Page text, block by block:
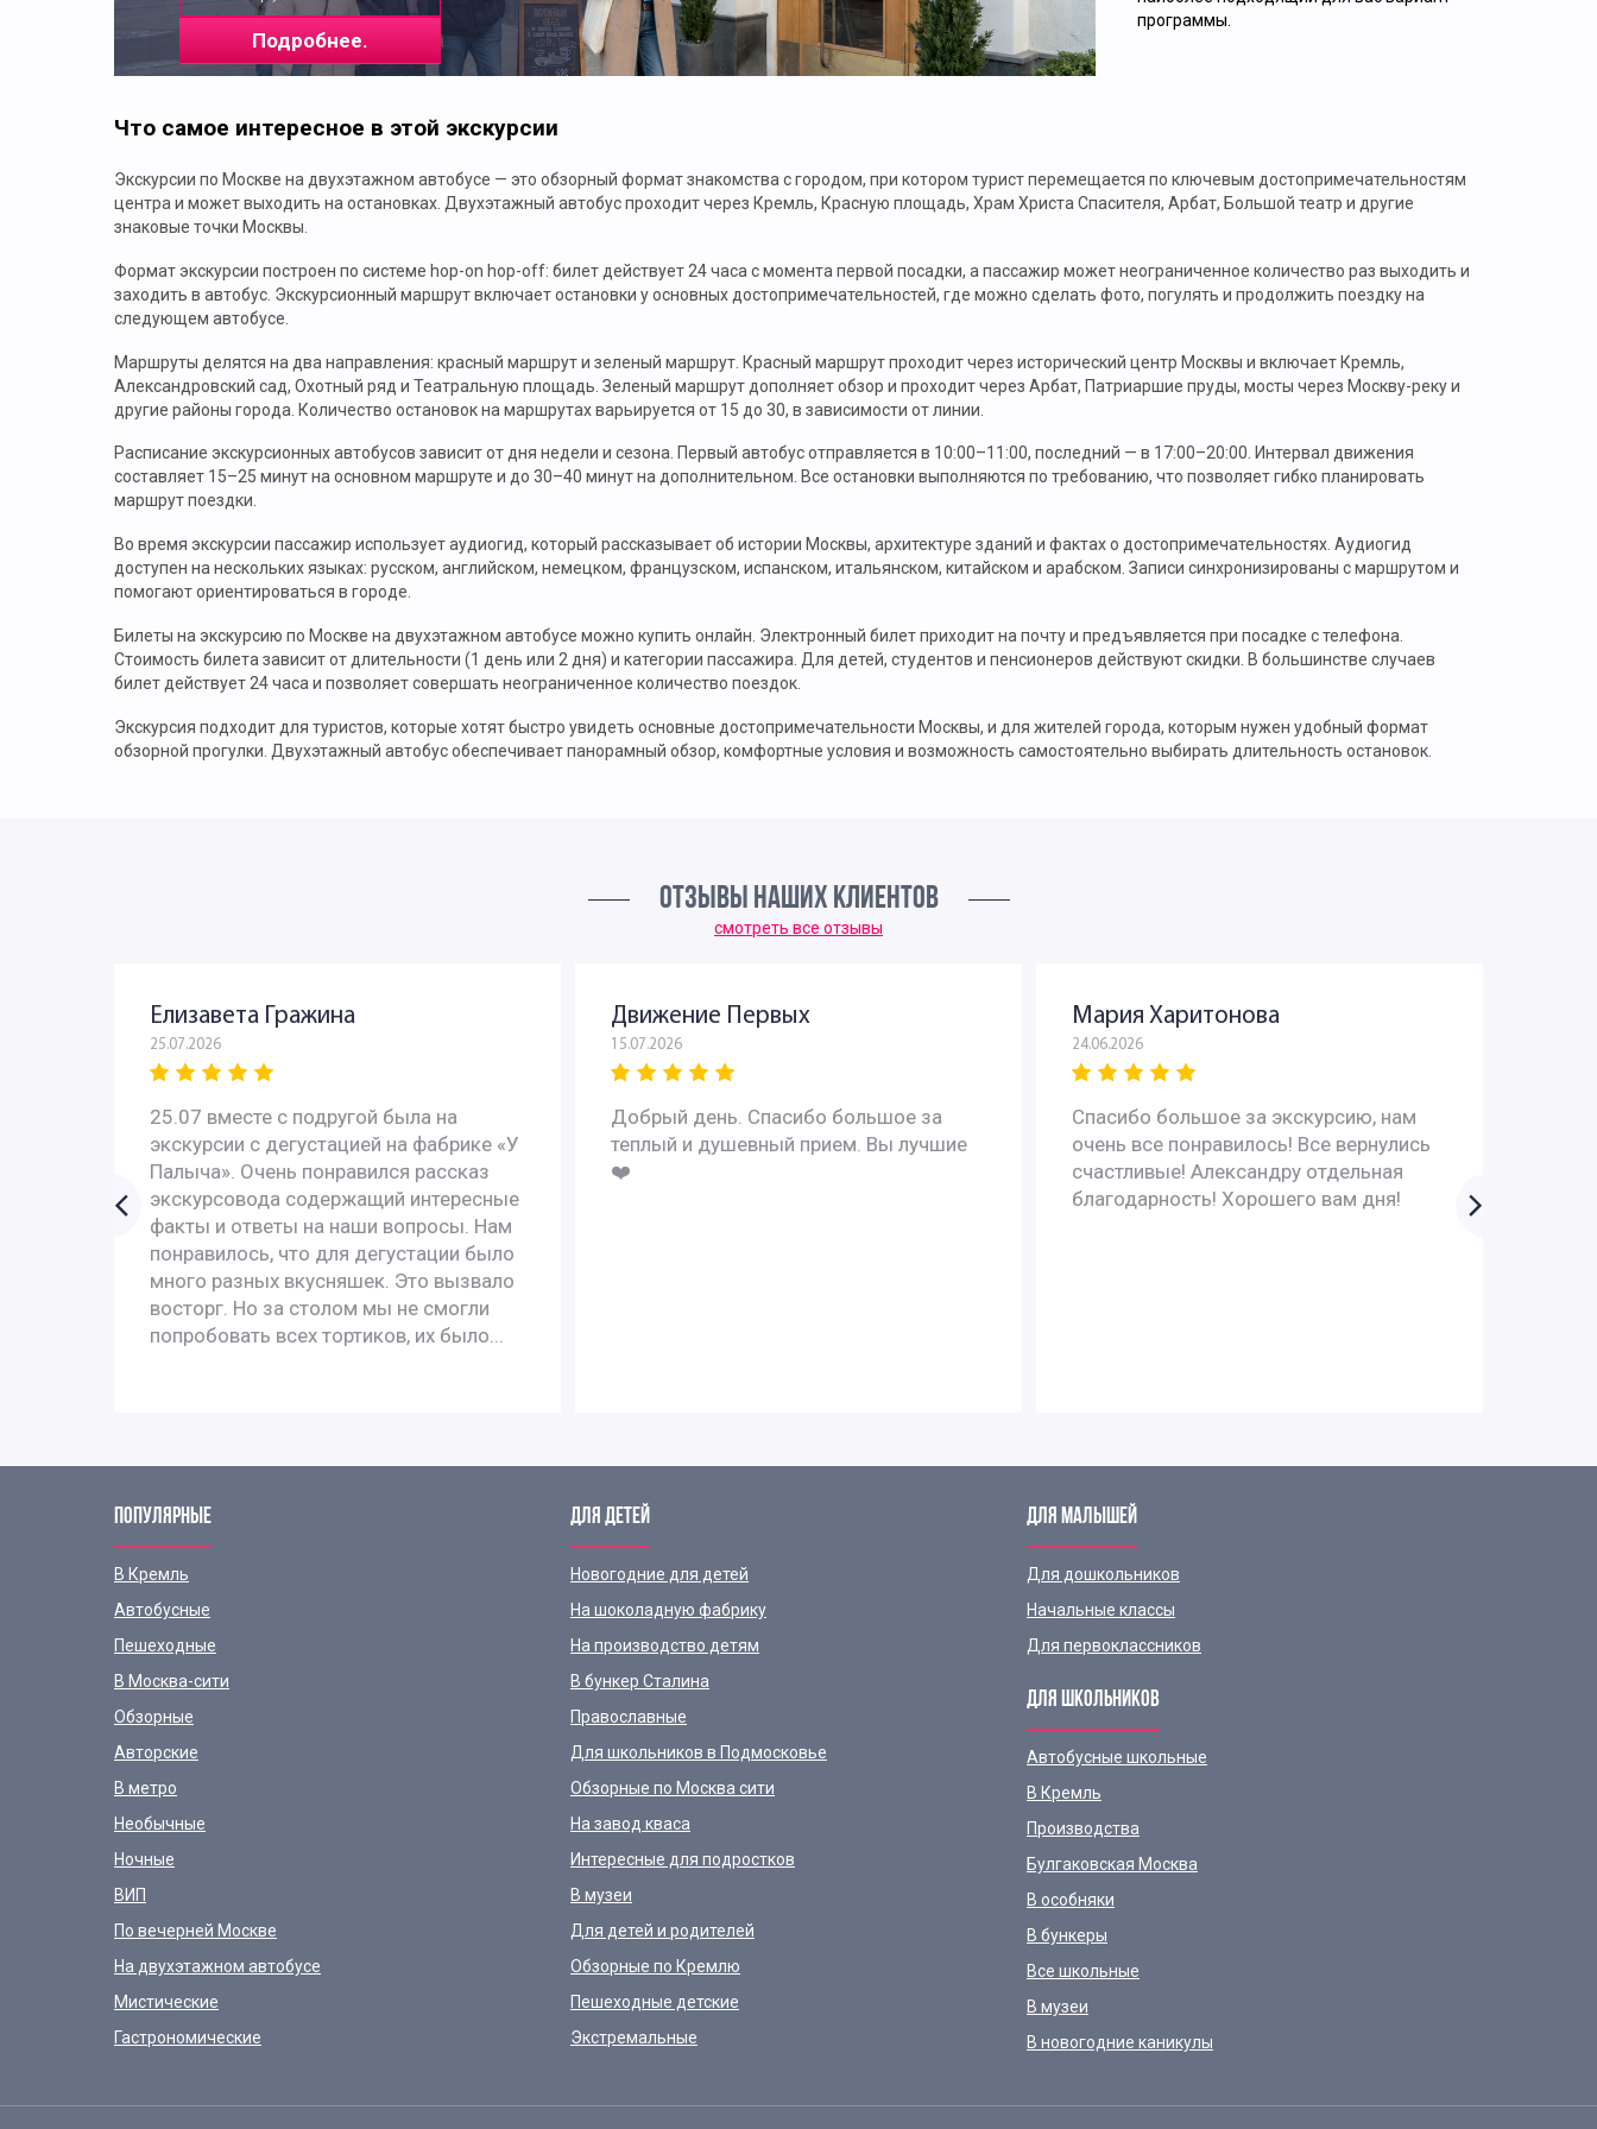
Подробнее.
программы.
Что самое интересное в этой экскурсии
Экскурсии по Москве на двухэтажном автобусе — это обзорный формат знакомства с городом, при котором турист перемещается по ключевым достопримечательностям
центра и может выходить на остановках. Двухэтажный автобус проходит через Кремль, Красную площадь, Храм Христа Спасителя, Арбат, Большой театр и другие
знаковые точки Москвы.
Формат экскурсии построен по системе hop-on hop-off: билет действует 24 часа с момента первой посадки, а пассажир может неограниченное количество раз выходить и
заходить в автобус. Экскурсионный маршрут включает остановки у основных достопримечательностей, где можно сделать фото, погулять и продолжить поездку на
следующем автобусе.
Маршруты делятся на два направления: красный маршрут и зеленый маршрут. Красный маршрут проходит через исторический центр Москвы и включает Кремль,
Александровский сад, Охотный ряд и Театральную площадь. Зеленый маршрут дополняет обзор и проходит через Арбат, Патриаршие пруды, мосты через Москву-реку и
другие районы города. Количество остановок на маршрутах варьируется от 15 до 30, в зависимости от линии.
Расписание экскурсионных автобусов зависит от дня недели и сезона. Первый автобус отправляется в 10:00–11:00, последний — в 17:00–20:00. Интервал движения
составляет 15–25 минут на основном маршруте и до 30–40 минут на дополнительном. Все остановки выполняются по требованию, что позволяет гибко планировать
маршрут поездки.
Во время экскурсии пассажир использует аудиогид, который рассказывает об истории Москвы, архитектуре зданий и фактах о достопримечательностях. Аудиогид
доступен на нескольких языках: русском, английском, немецком, французском, испанском, итальянском, китайском и арабском. Записи синхронизированы с маршрутом и
помогают ориентироваться в городе.
Билеты на экскурсию по Москве на двухэтажном автобусе можно купить онлайн. Электронный билет приходит на почту и предъявляется при посадке с телефона.
Стоимость билета зависит от длительности (1 день или 2 дня) и категории пассажира. Для детей, студентов и пенсионеров действуют скидки. В большинстве случаев
билет действует 24 часа и позволяет совершать неограниченное количество поездок.
Экскурсия подходит для туристов, которые хотят быстро увидеть основные достопримечательности Москвы, и для жителей города, которым нужен удобный формат
обзорной прогулки. Двухэтажный автобус обеспечивает панорамный обзор, комфортные условия и возможность самостоятельно выбирать длительность остановок.
ОТЗЫВЫ НАШИХ КЛИЕНТОВ
смотреть все отзывы
Елизавета Гражина
25.07.2026
25.07 вместе с подругой была на
экскурсии с дегустацией на фабрике «У
Палыча». Очень понравился рассказ
экскурсовода содержащий интересные
факты и ответы на наши вопросы. Нам
понравилось, что для дегустации было
много разных вкусняшек. Это вызвало
восторг. Но за столом мы не смогли
попробовать всех тортиков, их было...
Движение Первых
15.07.2026
Добрый день. Спасибо большое за
теплый и душевный прием. Вы лучшие
❤️
Мария Харитонова
24.06.2026
Спасибо большое за экскурсию, нам
очень все понравилось! Все вернулись
счастливые! Александру отдельная
благодарность! Хорошего вам дня!
ПОПУЛЯРНЫЕ
В Кремль
Автобусные
Пешеходные
В Москва-сити
Обзорные
Авторские
В метро
Необычные
Ночные
ВИП
По вечерней Москве
На двухэтажном автобусе
Мистические
Гастрономические
ДЛЯ ДЕТЕЙ
Новогодние для детей
На шоколадную фабрику
На производство детям
В бункер Сталина
Православные
Для школьников в Подмосковье
Обзорные по Москва сити
На завод кваса
Интересные для подростков
В музеи
Для детей и родителей
Обзорные по Кремлю
Пешеходные детские
Экстремальные
ДЛЯ МАЛЫШЕЙ
Для дошкольников
Начальные классы
Для первоклассников
ДЛЯ ШКОЛЬНИКОВ
Автобусные школьные
В Кремль
Производства
Булгаковская Москва
В особняки
В бункеры
Все школьные
В музеи
В новогодние каникулы